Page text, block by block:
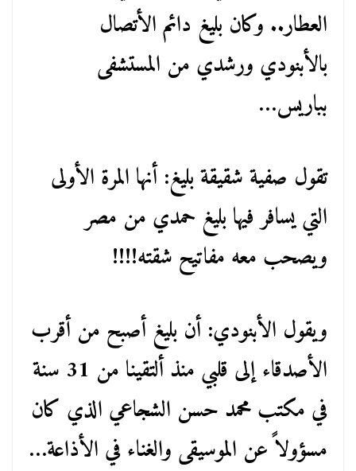
العطار.. وكان بليغ دائم الأتصال
بالأبنودي ورشدي من المستشفى
بباريس…
تقول صفية شقيقة بليغ: أنها المرة الأولى
التي يسافر فيها بليغ حمدي من مصر
ويصحب معه مفاتيح شقته!!!!
ويقول الأبنودي: أن بليغ أصبح من أقرب
الأصدقاء إلى قلبي منذ ألتقينا من 31 سنة
في مكتب محمد حسن الشجاعي الذي كان
مسؤولاً عن الموسيقى والغناء في الأذاعة…